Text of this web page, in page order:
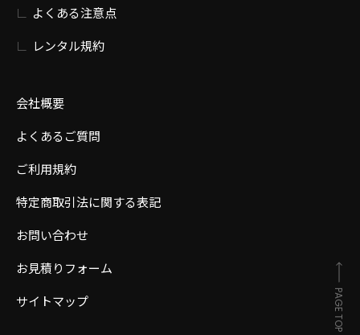
よくある注意点
レンタル規約
会社概要
よくあるご質問
ご利用規約
特定商取引法に関する表記
お問い合わせ
お見積りフォーム
サイトマップ
PAGE TOP